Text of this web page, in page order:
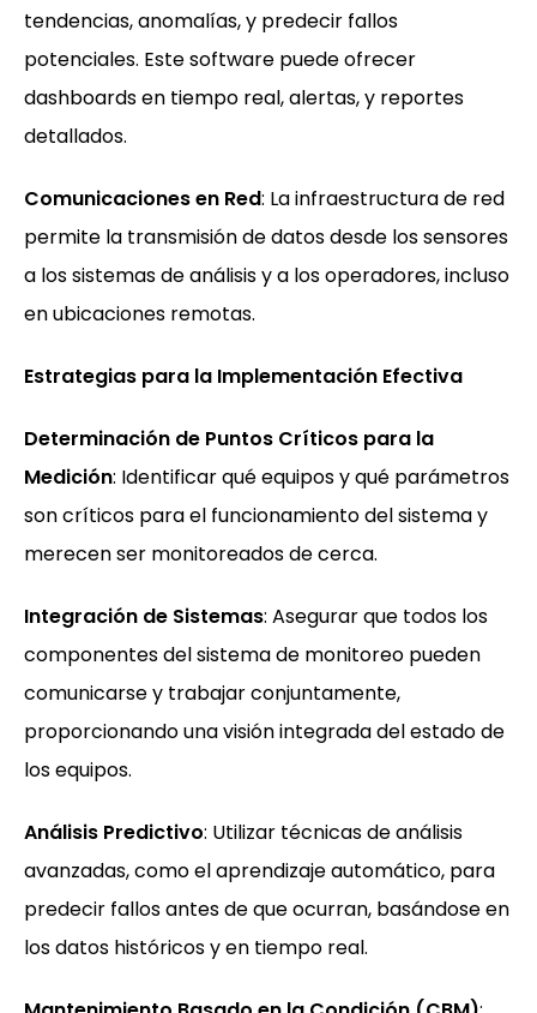
tendencias, anomalías, y predecir fallos
potenciales. Este software puede ofrecer
dashboards en tiempo real, alertas, y reportes
detallados.
Comunicaciones en Red: La infraestructura de red
permite la transmisión de datos desde los sensores
a los sistemas de análisis y a los operadores, incluso
en ubicaciones remotas.
Estrategias para la Implementación Efectiva
Determinación de Puntos Críticos para la
Medición: Identificar qué equipos y qué parámetros
son críticos para el funcionamiento del sistema y
merecen ser monitoreados de cerca.
Integración de Sistemas: Asegurar que todos los
componentes del sistema de monitoreo pueden
comunicarse y trabajar conjuntamente,
proporcionando una visión integrada del estado de
los equipos.
Análisis Predictivo: Utilizar técnicas de análisis
avanzadas, como el aprendizaje automático, para
predecir fallos antes de que ocurran, basándose en
los datos históricos y en tiempo real.